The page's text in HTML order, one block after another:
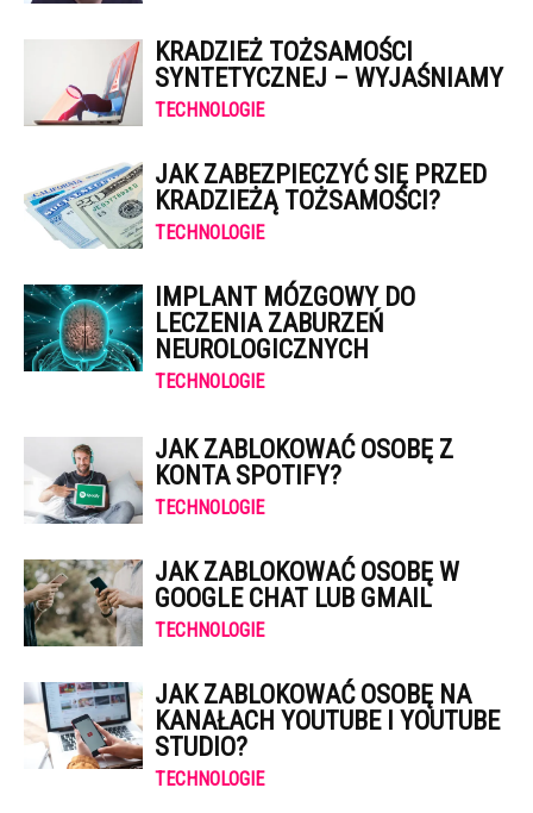
KRADZIEŻ TOŻSAMOŚCI
SYNTETYCZNEJ – WYJAŚNIAMY
TECHNOLOGIE
JAK ZABEZPIECZYĆ SIĘ PRZED
KRADZIEŻĄ TOŻSAMOŚCI?
TECHNOLOGIE
IMPLANT MÓZGOWY DO
LECZENIA ZABURZEŃ
NEUROLOGICZNYCH
TECHNOLOGIE
JAK ZABLOKOWAĆ OSOBĘ Z
KONTA SPOTIFY?
TECHNOLOGIE
JAK ZABLOKOWAĆ OSOBĘ W
GOOGLE CHAT LUB GMAIL
TECHNOLOGIE
JAK ZABLOKOWAĆ OSOBĘ NA
KANAŁACH YOUTUBE I YOUTUBE
STUDIO?
TECHNOLOGIE